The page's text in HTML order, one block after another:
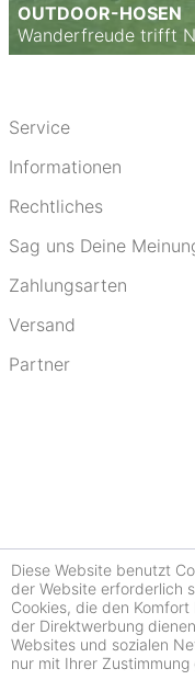
OUTDOOR-HOSEN
Wanderfreude trifft
Service
Informationen
Rechtliches
Sag uns Deine
Zahlungsarten
Versand
Partner
Diese Website benutzt
der Website erforderlich
Cookies, die den
der Direktwerbung
Websites und sozialen
nur mit Ihrer Zustimmung